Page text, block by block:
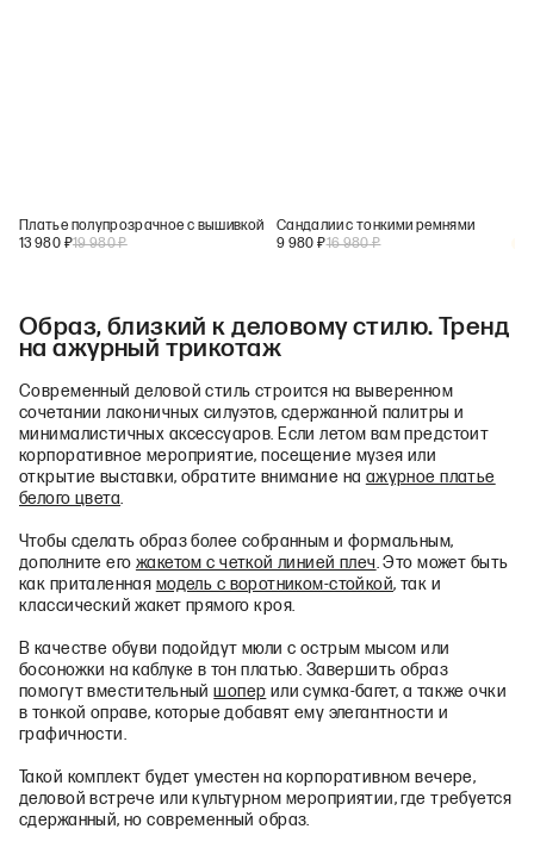
Платье полупрозрачное с вышивкой
13 980 ₽19 980₽
Сандалии с тонкими ремнями
9 980 ₽16 980₽
Образ, близкий к деловому стилю. Тренд
на ажурный трикотаж
Современный деловой стиль строится на выверенном
сочетании лаконичных силуэтов, сдержанной палитры и
минималистичных аксессуаров. Если летом вам предстоит
корпоративное мероприятие, посещение музея или
открытие выставки, обратите внимание на ажурное платье
белого цвета.
Чтобы сделать образ более собранным и формальным,
дополните его жакетом с четкой линией плеч. Это может быть
как приталенная модель с воротником-стойкой, так и
классический жакет прямого кроя.
В качестве обуви подойдут мюли с острым мысом или
босоножки на каблуке в тон платью. Завершить образ
помогут вместительныйшопер или сумка-багет, а также очки
в тонкой оправе, которые добавят ему элегантности и
графичности.
Такой комплект будет уместен на корпоративном вечере,
деловой встрече или культурном мероприятии, где требуется
сдержанный, но современный образ.